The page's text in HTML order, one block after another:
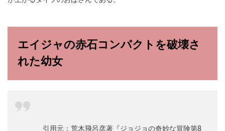
エイジャの赤石コンパクトを破壊さ
れた幼女
引用元：荒木飛呂彦著『ジョジョの奇妙な冒険第8